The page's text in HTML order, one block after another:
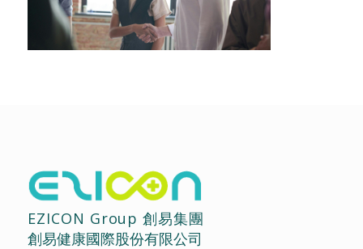
EZICON Group 創易集團
創易健康國際股份有限公司